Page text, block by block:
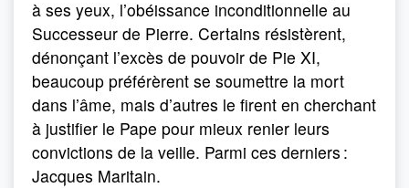
à ses yeux, l’obéissance inconditionnelle au
Successeur de Pierre. Certains résistèrent,
dénonçant l’excès de pouvoir de Pie XI,
beaucoup préférèrent se soumettre la mort
dans l’âme, mais d’autres le firent en cherchant
à justifier le Pape pour mieux renier leurs
convictions de la veille. Parmi ces derniers :
Jacques Maritain.